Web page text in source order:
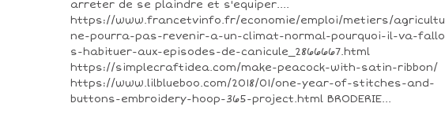
arreter de se plaindre et s'equiper....
https://www.francetvinfo.fr/economie/emploi/metiers/
ne-pourra-pas-revenir-a-un-climat-normal-pourquoi-il-va-
s-habituer-aux-episodes-de-canicule_2866667.html
https://simplecraftidea.com/make-peacock-with-satin-ribbon/
https://www.lilblueboo.com/2018/01/one-year-of-stitches-and-
buttons-embroidery-hoop-365-project.html BRODERIE...